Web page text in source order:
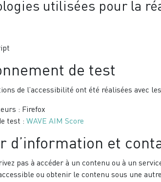
utilisées pour la
de test
de l’accessibilité ont été réalisées avec
: Firefox
test : WAVE AIM Score
d’information et
pas à accéder à un contenu ou à un
ou obtenir le contenu sous une